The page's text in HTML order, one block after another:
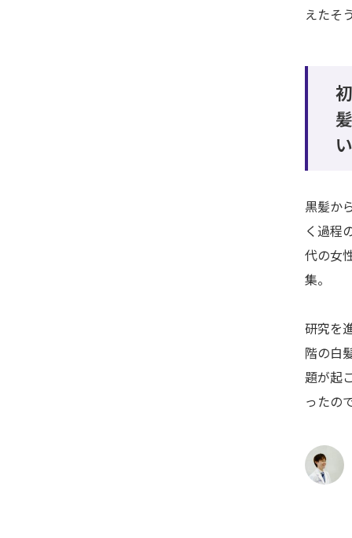
えたそ
黒髪か
く過程
代の女
集。
研究を
階の白
題が起
ったの